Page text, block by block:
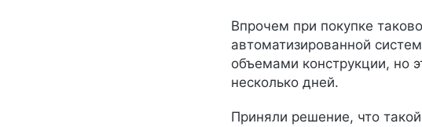
Впрочем при покупке
автоматизированной
объемами конструкции, но
несколько дней.
Приняли решение, что